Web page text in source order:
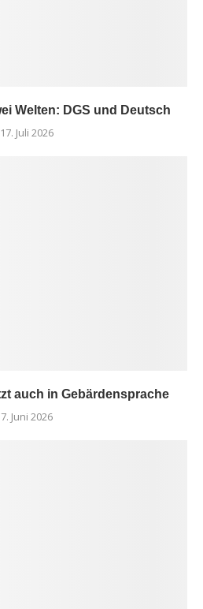
Welten: DGS und Deutsch
17. Juli 2026
auch in Gebärdensprache
7. Juni 2026